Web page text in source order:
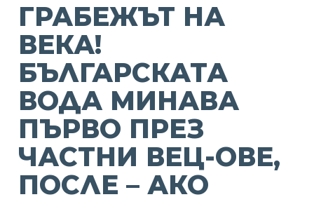
ГРАБЕЖЪТ НА
ВЕКА!
БЪЛГАРСКАТА
ВОДА МИНАВА
ПЪРВО ПРЕЗ
ЧАСТНИ ВЕЦ-ОВЕ,
ПОСЛЕ – АКО